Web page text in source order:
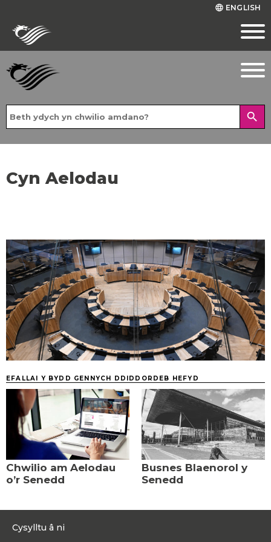
language ENGLISH
search
Cyn Aelodau
EFALLAI Y BYDD GENNYCH DDIDDORDEB HEFYD
Chwilio am Aelodau
o’r Senedd
Busnes Blaenorol y
Senedd
Cysylltu â ni